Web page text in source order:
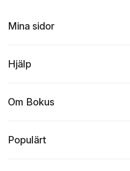
Mina sidor
Hjälp
Om Bokus
Populärt